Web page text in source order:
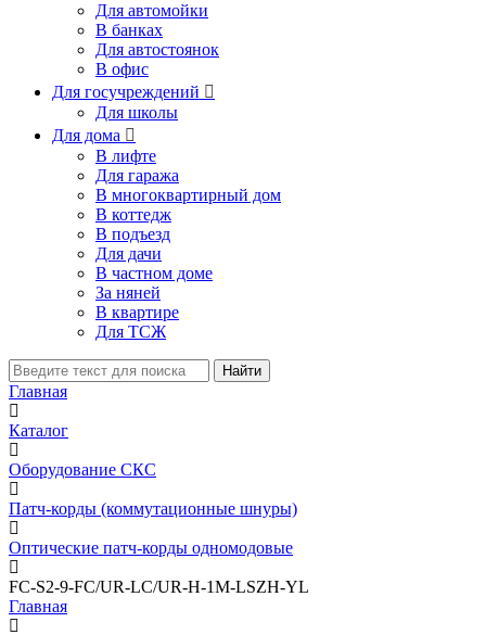
Для автомойки
В банках
Для автостоянок
В офис
Для госучреждений 
Для школы
Для дома 
В лифте
Для гаража
В многоквартирный дом
В коттедж
В подъезд
Для дачи
В частном доме
За няней
В квартире
Для ТСЖ
Найти
Главная
Каталог
Оборудование СКС
Патч-корды (коммутационные шнуры)
Оптические патч-корды одномодовые
FC-S2-9-FC/UR-LC/UR-H-1M-LSZH-YL
Главная